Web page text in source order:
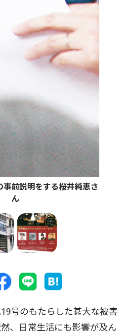
事前説明をする桜井純恵さ
ん
号のもたらした甚大な被害
、日常生活にも影響が及ん